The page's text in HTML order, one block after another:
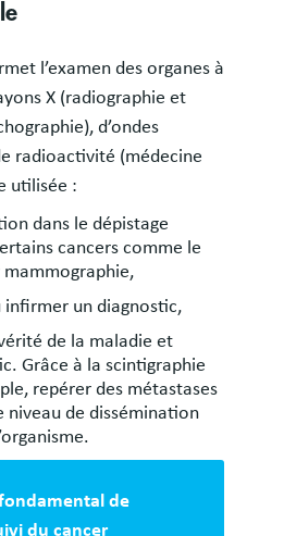
l’examen des organes à
X (radiographie et
d’ondes
radioactivité (médecine
utilisée :
dans le dépistage
cancers comme le
mammographie,
un diagnostic,
de la maladie et
Grâce à la scintigraphie
repérer des métastases
niveau de dissémination
de
du cancer